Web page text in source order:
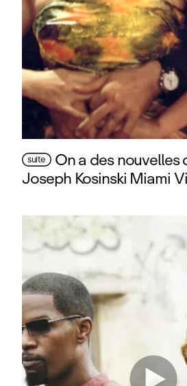
suite On a des nouvelles
Joseph Kosinski Miami